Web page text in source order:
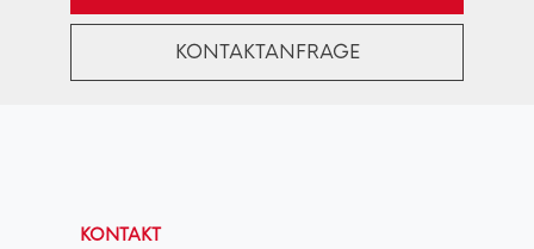
KONTAKTANFRAGE
KONTAKT